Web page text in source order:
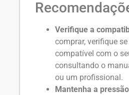
Verifique a
comprar, verifique
compatível com o
consultando o
ou um profissional.
Mantenha a